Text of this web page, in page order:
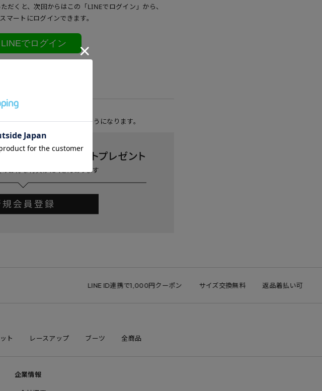
だくと、次回からはこの「LINEでログイン」から、
マートにログインできます。
LINEでログイン
録を行って下さい。
便利にお買い物ができるようになります。
LINE ID連携で1,000円クーポン サイズ交換無料 返品着払い可
ト レースアップ ブーツ 全商品
企業情報